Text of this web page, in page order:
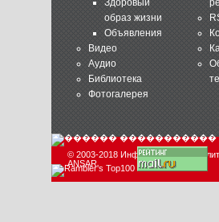
Здоровый
образ жизни
Объявления
Видео
Аудио
Библиотека
Фотогалерея
© 2003-2018 Информационно-
ANSAR